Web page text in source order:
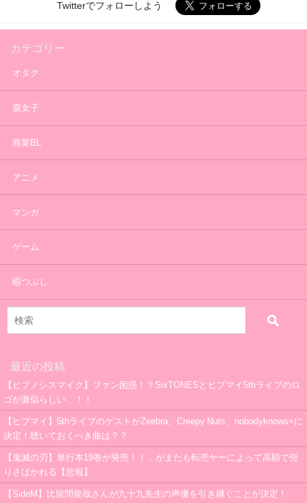
Twitterでフォローしよう
カテゴリー
オタク
腐女子
商業BL
アニメ
マンガ
ゲーム
暇つぶし
最近の投稿
【ヒプノシスマイク】ファン困惑！？SixTONESとヒプマイ5thライブのロ
ゴが激似らしい…！！
【ヒプマイ】5thライブのゲストがZeebra、Creepy Nuts、nobodyknows+に
決定！聴いておくべき曲は？？
【鬼滅の刃】単行本19巻が発売！！…がまたも転売ヤーによって高額で売
りさばかれる【悲報】
【SideM】比留間俊哉さんが九十九先生の声優を引き継ぐことが決定！